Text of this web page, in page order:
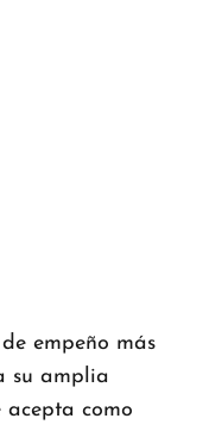
empeño más
su amplia
como